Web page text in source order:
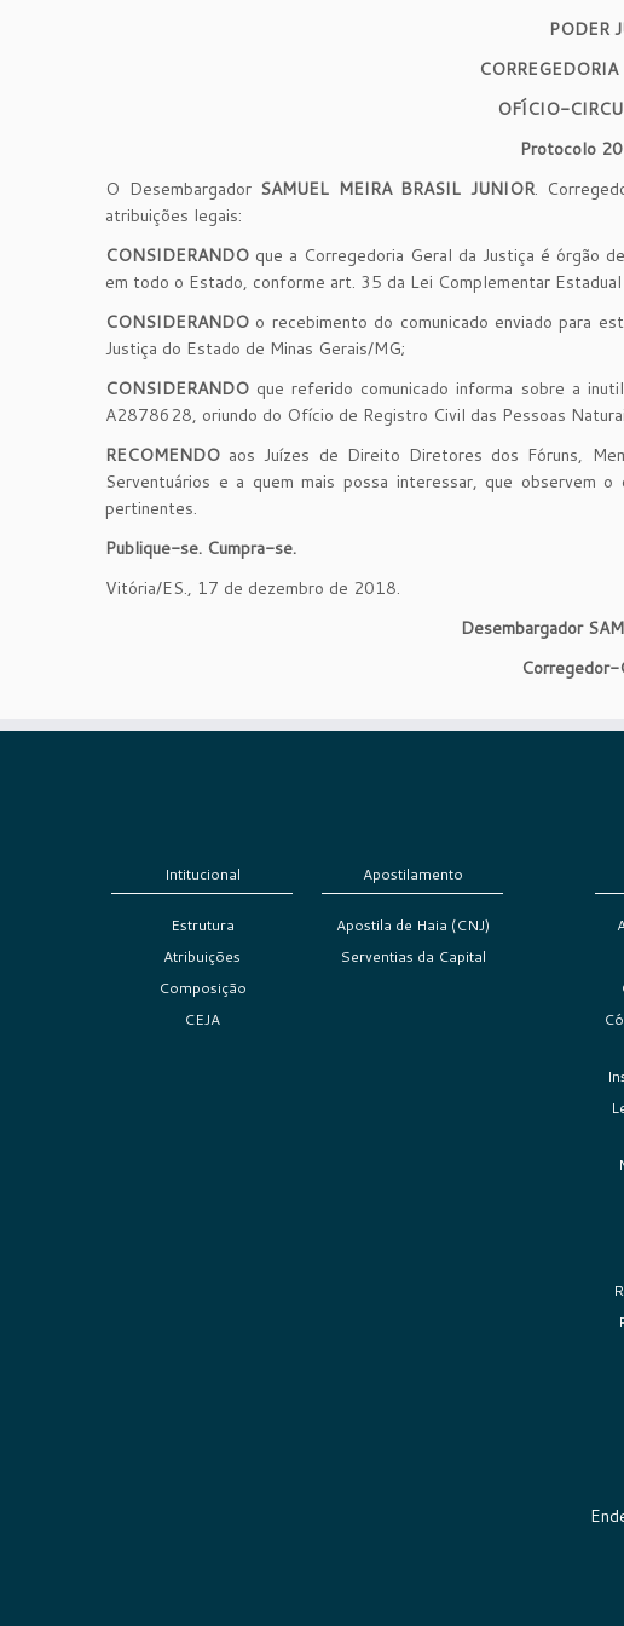
PODER
OFÍCIO-
Protocolo
O Desembargador SAMUEL MEIRA BRASIL JUNIOR.
atribuições legais:
CONSIDERANDO que a Corregedoria Geral da Justiça é órgão
em todo o Estado, conforme art. 35 da Lei Complementar
CONSIDERANDO o recebimento do comunicado enviado para
Justiça do Estado de Minas Gerais/MG;
CONSIDERANDO que referido comunicado informa sobre a
A2878628, oriundo do Ofício de Registro Civil das Pessoas
RECOMENDO aos Juízes de Direito Diretores dos Fóruns,
Serventuários e a quem mais possa interessar, que observem
pertinentes.
Publique-se. Cumpra-se.
Vitória/ES., 17 de dezembro de 2018.
Desembargador
Corregedor-
Intitucional
Estrutura
Atribuições
Composição
CEJA
Apostilamento
Apostila de Haia (CNJ)
Serventias da Capital